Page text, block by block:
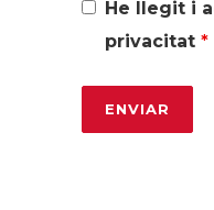
He llegit i
privacitat *